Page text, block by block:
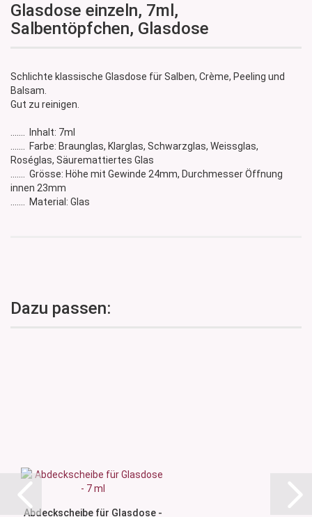
Glasdose einzeln, 7ml,
Salbentöpfchen, Glasdose
Schlichte klassische Glasdose für Salben, Crème, Peeling und
Balsam.
Gut zu reinigen.
....... Inhalt: 7ml
....... Farbe: Braunglas, Klarglas, Schwarzglas, Weissglas,
Roséglas, Säuremattiertes Glas
....... Grösse: Höhe mit Gewinde 24mm, Durchmesser Öffnung
innen 23mm
....... Material: Glas
Dazu passen:
Abdeckscheibe für Glasdose -